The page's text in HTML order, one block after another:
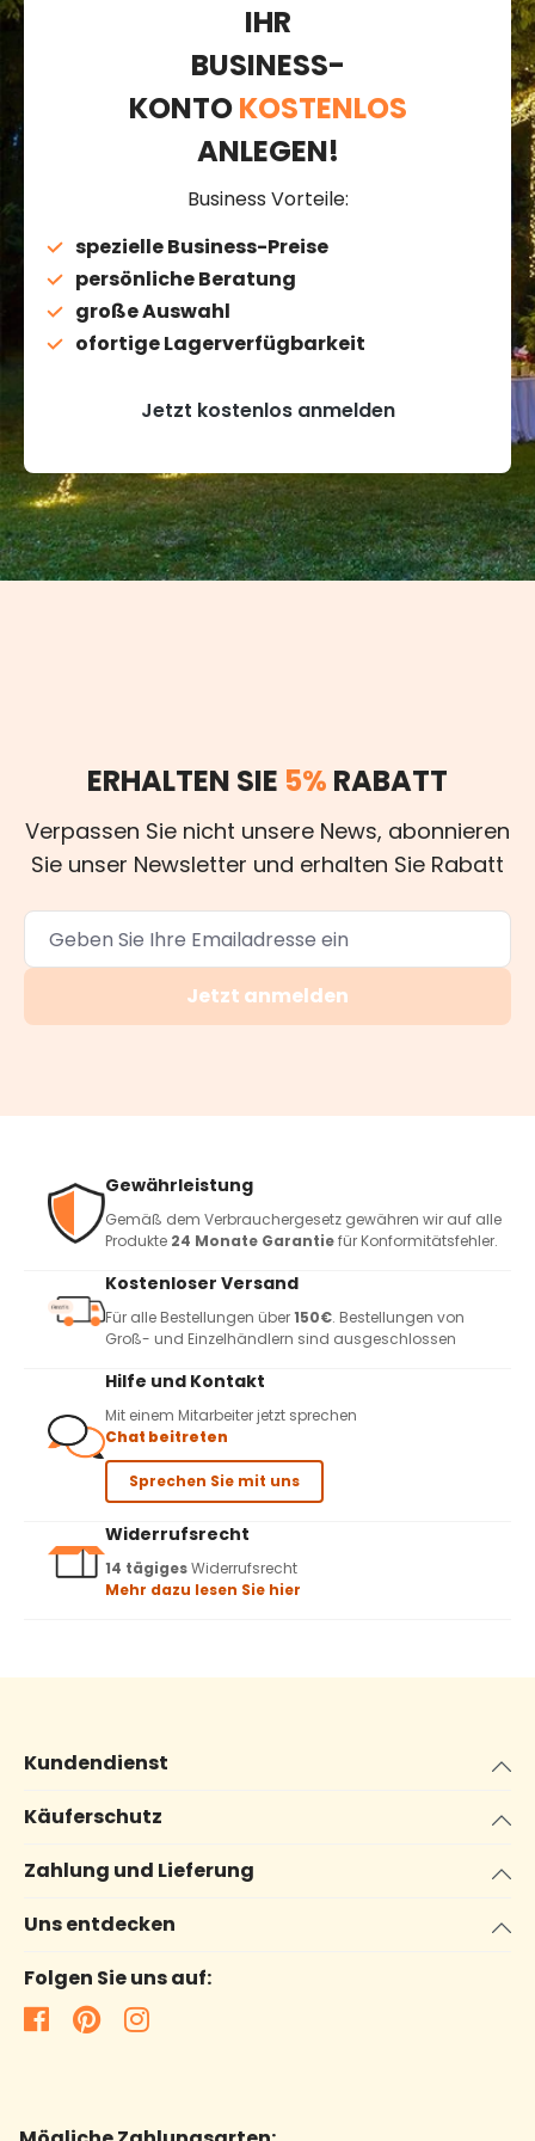
IHR
BUSINESS-
KONTOKOSTENLOS
ANLEGEN!
Business Vorteile:
spezielle Business-Preise
persönliche Beratung
große Auswahl
ofortige Lagerverfügbarkeit
Jetzt kostenlos anmelden
ERHALTEN SIE 5% RABATT
Verpassen Sie nicht unsere News, abonnieren
Sie unser Newsletter und erhalten Sie Rabatt
Jetzt anmelden
Gewährleistung
Gemäß dem Verbrauchergesetz gewähren wir auf alle
Produkte 24 Monate Garantiefür Konformitätsfehler.
Kostenloser Versand
Für alle Bestellungen über150€. Bestellungen von
Groß- und Einzelhändlern sind ausgeschlossen
Hilfe und Kontakt
Mit einem Mitarbeiter jetzt sprechen
Chat beitreten
Sprechen Sie mit uns
Widerrufsrecht
14 tägigesWiderrufsrecht
Mehr dazu lesen Sie hier
Kundendienst
Käuferschutz
Zahlung und Lieferung
Uns entdecken
Folgen Sie uns auf: